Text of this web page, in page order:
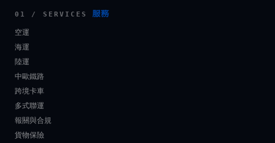
01 / SERVICES 服務
空運
海運
陸運
中歐鐵路
跨境卡車
多式聯運
報關與合規
貨物保險